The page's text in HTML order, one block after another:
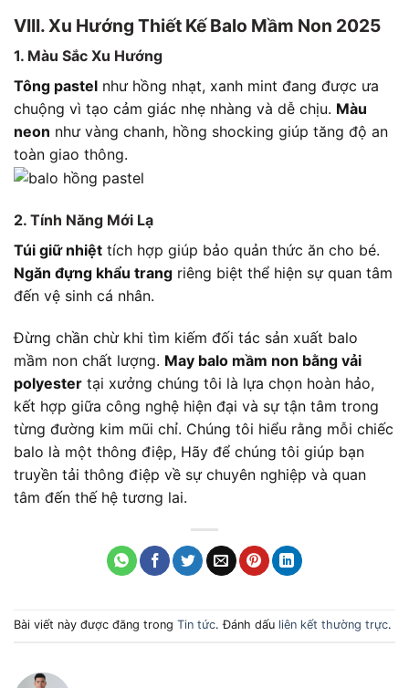
VIII. Xu Hướng Thiết Kế Balo Mầm Non 2025
1. Màu Sắc Xu Hướng
Tông pastel như hồng nhạt, xanh mint đang được ưa
chuộng vì tạo cảm giác nhẹ nhàng và dễ chịu. Màu
neon như vàng chanh, hồng shocking giúp tăng độ an
toàn giao thông.
2. Tính Năng Mới Lạ
Túi giữ nhiệt tích hợp giúp bảo quản thức ăn cho bé.
Ngăn đựng khẩu trang riêng biệt thể hiện sự quan tâm
đến vệ sinh cá nhân.
Đừng chần chừ khi tìm kiếm đối tác sản xuất balo
mầm non chất lượng. May balo mầm non bằng vải
polyester tại xưởng chúng tôi là lựa chọn hoàn hảo,
kết hợp giữa công nghệ hiện đại và sự tận tâm trong
từng đường kim mũi chỉ. Chúng tôi hiểu rằng mỗi chiếc
balo là một thông điệp, Hãy để chúng tôi giúp bạn
truyền tải thông điệp về sự chuyên nghiệp và quan
tâm đến thế hệ tương lai.
Bài viết này được đăng trong Tin tức. Đánh dấu liên kết thường trực.